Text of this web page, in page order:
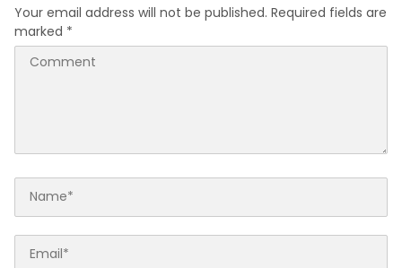
Your email address will not be published. Required fields are
marked *